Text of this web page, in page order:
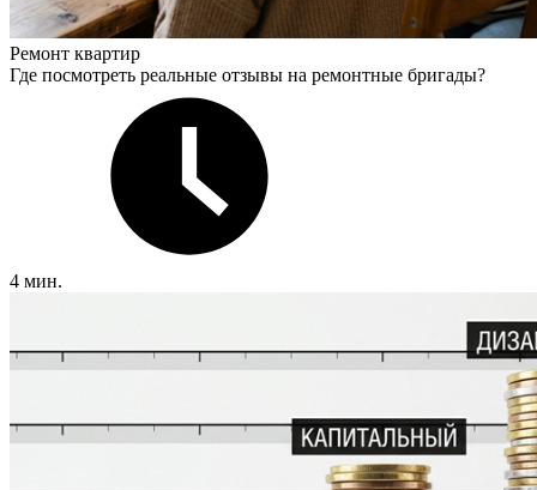
Ремонт квартир
Где посмотреть реальные отзывы на ремонтные бригады?
4 мин.